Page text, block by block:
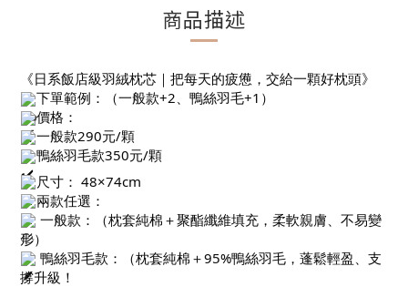
商品描述
《日系飯店級羽絨枕芯｜把每天的疲憊，交給一顆好枕頭》
下單範例：（一般款+2、鴨絲羽毛+1）
價格：
一般款290元/顆
鴨絲羽毛款350元/顆
尺寸： 48×74cm
兩款任選：
一般款：（枕套純棉＋聚酯纖維填充，柔軟親膚、不易變
形）
鴨絲羽毛款：（枕套純棉＋95%鴨絲羽毛，蓬鬆輕盈、支
撐升級！